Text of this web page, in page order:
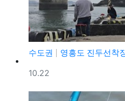
수도권
영흥도 진두선착장 감성
등록일
10.22